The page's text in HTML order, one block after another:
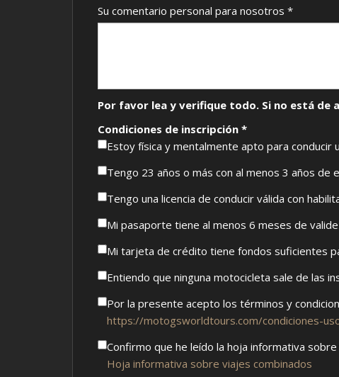
Su comentario personal para nosotros *
Por favor lea y verifique todo. Si no está de
Condiciones de inscripción *
Estoy física y mentalmente apto para conducir
Tengo 23 años o más con al menos 3 años de
Tengo una licencia de conducir válida con
Mi pasaporte tiene al menos 6 meses de
Mi tarjeta de crédito tiene fondos suficientes
Entiendo que ninguna motocicleta sale de las
Por la presente acepto los términos y
https://motogsworldtours.com/condiciones-
Confirmo que he leído la hoja informativa
Hoja informativa sobre viajes combinados